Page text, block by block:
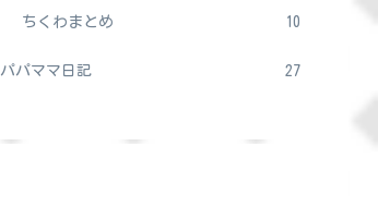
ちくわまとめ 10
パパママ日記 27